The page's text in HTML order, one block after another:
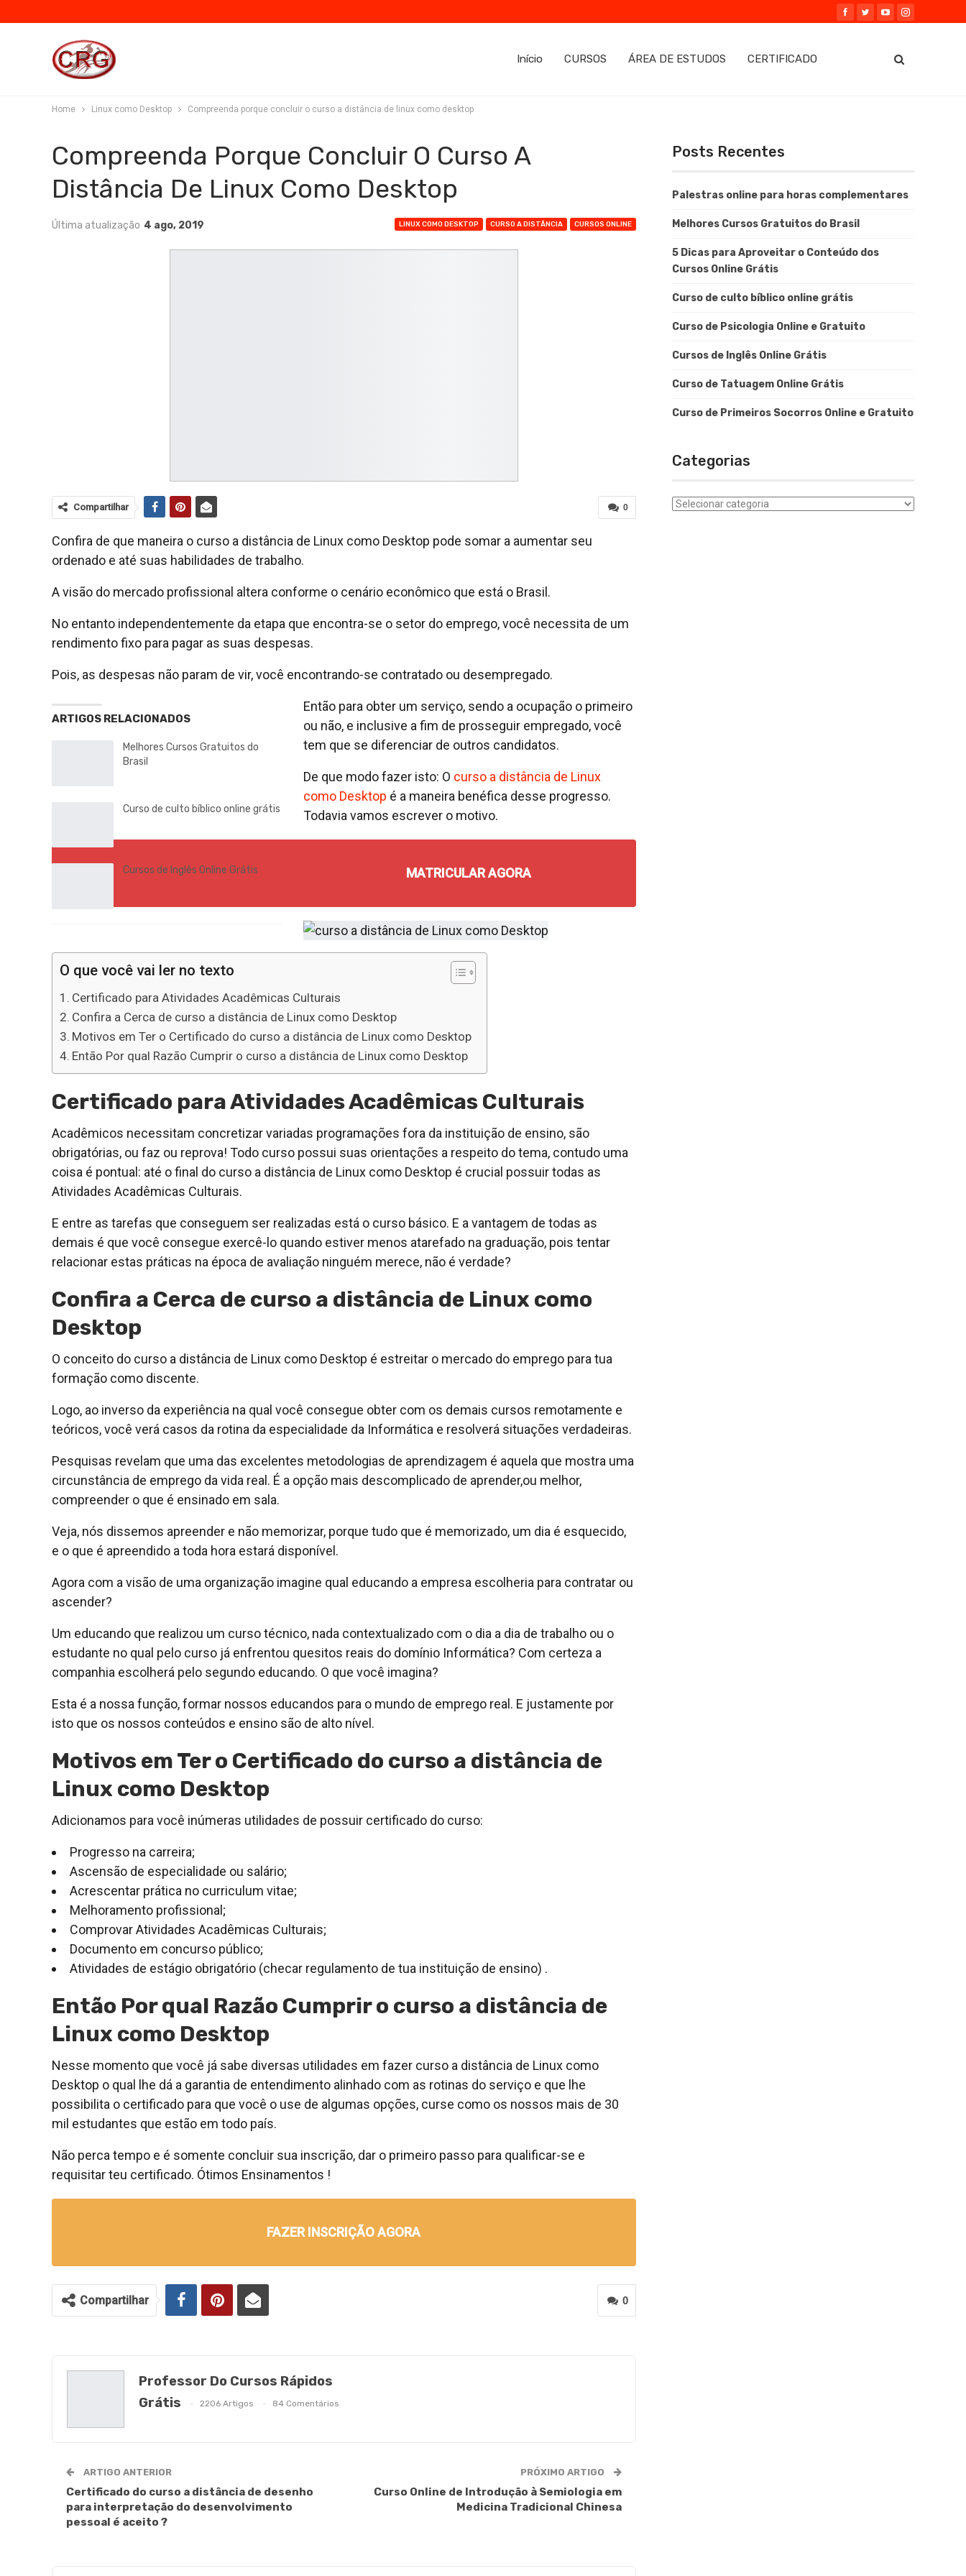
Início CURSOS ÁREA DE ESTUDOS CERTIFICADO
Home Linux como Desktop Compreenda porque concluir o curso a distância de linux como desktop
Compreenda Porque Concluir O Curso A
Distância De Linux Como Desktop
LINUX COMO DESKTOP CURSO A DISTÂNCIA CURSOS ONLINE
Última atualização 4 ago, 2019
0
Compartilhar
Confira de que maneira o curso a distância de Linux como Desktop pode somar a aumentar seu
ordenado e até suas habilidades de trabalho.
A visão do mercado profissional altera conforme o cenário econômico que está o Brasil.
No entanto independentemente da etapa que encontra-se o setor do emprego, você necessita de um
rendimento fixo para pagar as suas despesas.
Pois, as despesas não param de vir, você encontrando-se contratado ou desempregado.
ARTIGOS RELACIONADOS
Melhores Cursos Gratuitos do
Brasil
Curso de culto bíblico online grátis
Cursos de Inglês Online Grátis
Então para obter um serviço, sendo a ocupação o primeiro
ou não, e inclusive a fim de prosseguir empregado, você
tem que se diferenciar de outros candidatos.
De que modo fazer isto: O curso a distância de Linux
como Desktop é a maneira benéfica desse progresso.
Todavia vamos escrever o motivo.
MATRICULAR AGORA
O que você vai ler no texto
Certificado para Atividades Acadêmicas Culturais
Confira a Cerca de curso a distância de Linux como Desktop
Motivos em Ter o Certificado do curso a distância de Linux como Desktop
Então Por qual Razão Cumprir o curso a distância de Linux como Desktop
Certificado para Atividades Acadêmicas Culturais
Acadêmicos necessitam concretizar variadas programações fora da instituição de ensino, são
obrigatórias, ou faz ou reprova! Todo curso possui suas orientações a respeito do tema, contudo uma
coisa é pontual: até o final do curso a distância de Linux como Desktop é crucial possuir todas as
Atividades Acadêmicas Culturais.
E entre as tarefas que conseguem ser realizadas está o curso básico. E a vantagem de todas as
demais é que você consegue exercê-lo quando estiver menos atarefado na graduação, pois tentar
relacionar estas práticas na época de avaliação ninguém merece, não é verdade?
Confira a Cerca de curso a distância de Linux como
Desktop
O conceito do curso a distância de Linux como Desktop é estreitar o mercado do emprego para tua
formação como discente.
Logo, ao inverso da experiência na qual você consegue obter com os demais cursos remotamente e
teóricos, você verá casos da rotina da especialidade da Informática e resolverá situações verdadeiras.
Pesquisas revelam que uma das excelentes metodologias de aprendizagem é aquela que mostra uma
circunstância de emprego da vida real. É a opção mais descomplicado de aprender,ou melhor,
compreender o que é ensinado em sala.
Veja, nós dissemos apreender e não memorizar, porque tudo que é memorizado, um dia é esquecido,
e o que é apreendido a toda hora estará disponível.
Agora com a visão de uma organização imagine qual educando a empresa escolheria para contratar ou
ascender?
Um educando que realizou um curso técnico, nada contextualizado com o dia a dia de trabalho ou o
estudante no qual pelo curso já enfrentou quesitos reais do domínio Informática? Com certeza a
companhia escolherá pelo segundo educando. O que você imagina?
Esta é a nossa função, formar nossos educandos para o mundo de emprego real. E justamente por
isto que os nossos conteúdos e ensino são de alto nível.
Motivos em Ter o Certificado do curso a distância de
Linux como Desktop
Adicionamos para você inúmeras utilidades de possuir certificado do curso:
Progresso na carreira;
Ascensão de especialidade ou salário;
Acrescentar prática no curriculum vitae;
Melhoramento profissional;
Comprovar Atividades Acadêmicas Culturais;
Documento em concurso público;
Atividades de estágio obrigatório (checar regulamento de tua instituição de ensino) .
Então Por qual Razão Cumprir o curso a distância de
Linux como Desktop
Nesse momento que você já sabe diversas utilidades em fazer curso a distância de Linux como
Desktop o qual lhe dá a garantia de entendimento alinhado com as rotinas do serviço e que lhe
possibilita o certificado para que você o use de algumas opções, curse como os nossos mais de 30
mil estudantes que estão em todo país.
Não perca tempo e é somente concluir sua inscrição, dar o primeiro passo para qualificar-se e
requisitar teu certificado. Ótimos Ensinamentos !
FAZER INSCRIÇÃO AGORA
0
Compartilhar
Professor Do Cursos Rápidos
Grátis
2206 Artigos 84 Comentários
ARTIGO ANTERIOR
Certificado do curso a distância de desenho
para interpretação do desenvolvimento
pessoal é aceito ?
PRÓXIMO ARTIGO
Curso Online de Introdução à Semiologia em
Medicina Tradicional Chinesa
Posts Recentes
Palestras online para horas complementares
Melhores Cursos Gratuitos do Brasil
5 Dicas para Aproveitar o Conteúdo dos
Cursos Online Grátis
Curso de culto bíblico online grátis
Curso de Psicologia Online e Gratuito
Cursos de Inglês Online Grátis
Curso de Tatuagem Online Grátis
Curso de Primeiros Socorros Online e Gratuito
Categorias
Categorias